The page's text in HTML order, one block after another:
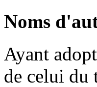
Noms
Ayant
de celui du